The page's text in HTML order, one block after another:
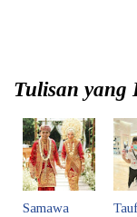
Tulisan yang
Samawa